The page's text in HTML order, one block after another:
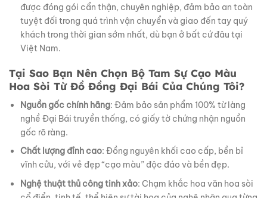
được đóng gói cẩn thận, chuyên nghiệp, đảm bảo an toàn
tuyệt đối trong quá trình vận chuyển và giao đến tay quý
khách trong thời gian sớm nhất, dù bạn ở bất cứ đâu tại
Việt Nam.
Tại Sao Bạn Nên Chọn Bộ Tam Sự Cạo Màu
Hoa Sòi Từ Đồ Đồng Đại Bái Của Chúng Tôi?
Nguồn gốc chính hãng: Đảm bảo sản phẩm 100% từ làng
nghề Đại Bái truyền thống, có giấy tờ chứng nhận nguồn
gốc rõ ràng.
Chất lượng đỉnh cao: Đồng nguyên khối cao cấp, bền bỉ
vĩnh cửu, với vẻ đẹp “cạo màu” độc đáo và bền đẹp.
Nghệ thuật thủ công tinh xảo: Chạm khắc hoa văn hoa sòi